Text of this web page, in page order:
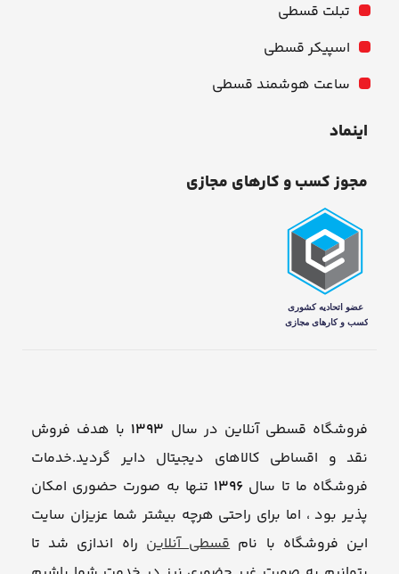
تبلت قسطی
اسپیکر قسطی
ساعت هوشمند قسطی
اینماد
مجوز کسب و کارهای مجازی
فروشگاه قسطی آنلاین در سال 1393 با هدف فروش
نقد و اقساطی کالاهای دیجیتال دایر گردید.خدمات
فروشگاه ما تا سال 1396 تنها به صورت حضوری امکان
پذیر بود ، اما برای راحتی هرچه بیشتر شما عزیزان سایت
این فروشگاه با نامقسطی آنلاین راه اندازی شد تا